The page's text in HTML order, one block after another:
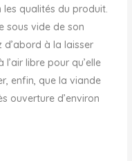
les qualités du produit.
sous vide de son
d’abord à la laisser
libre pour qu’elle
enfin, que la viande
ouverture d’environ